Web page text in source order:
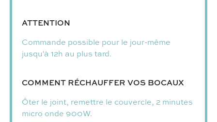
ATTENTION
Commande possible pour le jour-même
jusqu'à 12h au plus tard.
COMMENT RÉCHAUFFER VOS BOCAUX
Ôter le joint, remettre le couvercle, 2 minutes
micro onde 900W.